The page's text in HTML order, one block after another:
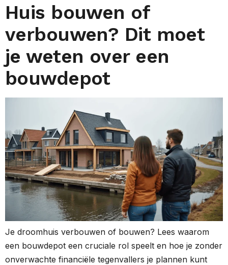
Huis bouwen of
verbouwen? Dit moet
je weten over een
bouwdepot
Je droomhuis verbouwen of bouwen? Lees waarom
een bouwdepot een cruciale rol speelt en hoe je zonder
onverwachte financiële tegenvallers je plannen kunt